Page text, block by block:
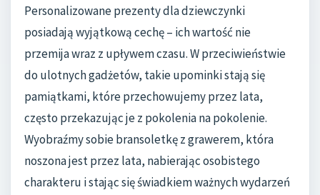
Personalizowane prezenty dla dziewczynki
posiadają wyjątkową cechę – ich wartość nie
przemija wraz z upływem czasu. W przeciwieństwie
do ulotnych gadżetów, takie upominki stają się
pamiątkami, które przechowujemy przez lata,
często przekazując je z pokolenia na pokolenie.
Wyobraźmy sobie bransoletkę z grawerem, która
noszona jest przez lata, nabierając osobistego
charakteru i stając się świadkiem ważnych wydarzeń